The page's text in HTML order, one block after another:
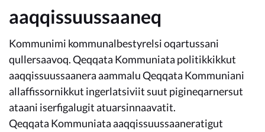
Politikki
Takornariat
Imminut sullinneq
aaqqissuussaaneq
Kommunimi kommunalbestyrelsi oqartussani
qullersaavoq. Qeqqata Kommuniata politikkikkut
aaqqissuussaanera aammalu Qeqqata Kommuniani
allaffissornikkut ingerlatsiviit suut pigineqarnersut
ataani iserfigalugit atuarsinnaavatit.
Qeqqata Kommuniata aaqqissuussaaneratigut